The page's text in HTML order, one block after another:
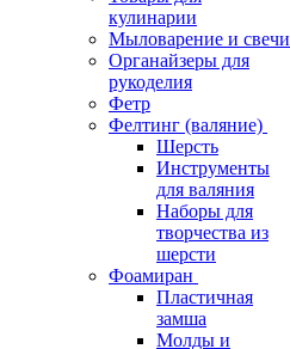
кулинарии
Мыловарение и свечи
Органайзеры для
рукоделия
Фетр
Фелтинг (валяние)
Шерсть
Инструменты
для валяния
Наборы для
творчества из
шерсти
Фоамиран
Пластичная
замша
Молды и